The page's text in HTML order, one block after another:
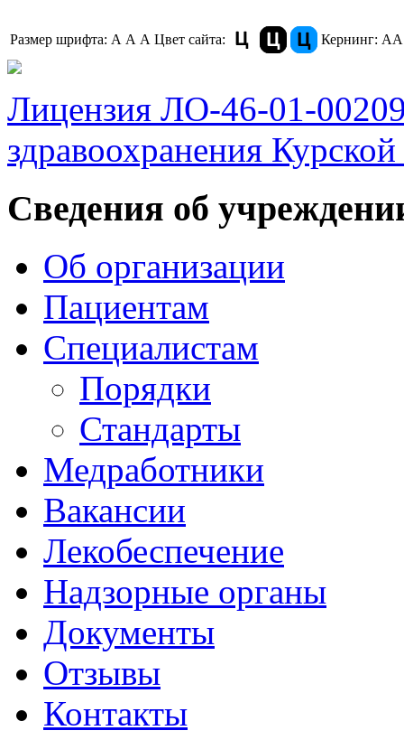
Размер шрифта: A A A Цвет сайта: Кернинг: АА
Лицензия ЛО-46-01-
здравоохранения
Сведения об
Об организации
Пациентам
Специалистам
Порядки
Стандарты
Медработники
Вакансии
Лекобеспечение
Надзорные органы
Документы
Отзывы
Контакты